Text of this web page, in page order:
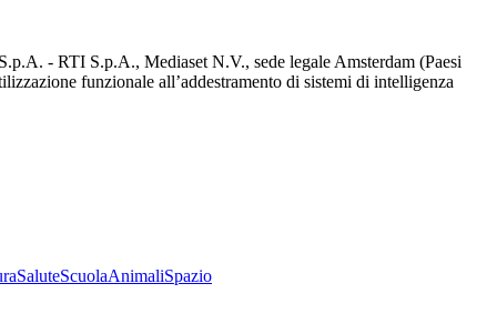
- RTI S.p.A., Mediaset N.V., sede legale Amsterdam (Paesi
funzionale all’addestramento di sistemi di intelligenza
SaluteScuolaAnimaliSpazio